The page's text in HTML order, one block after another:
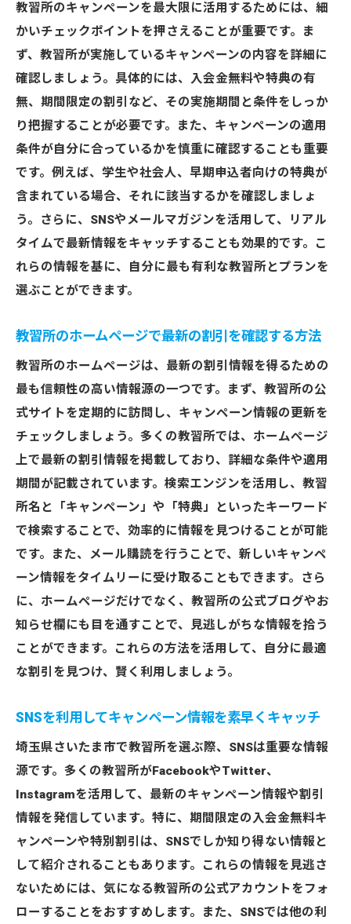
現在実施中の人気キャンペーン一覧
期間限定キャンペーンを活用するコツ
新規入会者向けの特別割引情報
さいたま市の教習所での季節割引プラン
オンライン予約で適用される特典
入会金無料が嬉しいさいたま市の教習所
入会金無料キャンペーンのメリットと注意
点
追加費用がかからない教習所の選び方
入会金無料の対象となる教習プラン
入会前に知っておきたいキャンペーンの条
各教習所の入会金無料キャンペーンの比較
お得な教習所キャンペーンで賢く免許取得を目
指そう
教習所選びで押さえておきたいキャンペー
ンの種類
効率的に免許取得を目指すためのプランの
立て方
コスト効果を最大化するためのキャンペー
ン利用法
キャンペーンを活用した免許取得のステッ
プ
教習所キャンペーンを賢く利用して時間を
節約
教習の質を落とさずに費用を抑える方法
注目キャンペーンの選び方とその活用法
教習所が提供する特典の上手な利用方法
キャンペーンの適用条件を確認するポイン
ト
さいたま市で実施されている注目のキャン
ペーン
教習所のキャンペーンを最大限に活用するためには、細
かいチェックポイントを押さえることが重要です。ま
ず、教習所が実施しているキャンペーンの内容を詳細に
確認しましょう。具体的には、入会金無料や特典の有
無、期間限定の割引など、その実施期間と条件をしっか
り把握することが必要です。また、キャンペーンの適用
条件が自分に合っているかを慎重に確認することも重要
です。例えば、学生や社会人、早期申込者向けの特典が
含まれている場合、それに該当するかを確認しましょ
う。さらに、SNSやメールマガジンを活用して、リアル
タイムで最新情報をキャッチすることも効果的です。こ
れらの情報を基に、自分に最も有利な教習所とプランを
選ぶことができます。
教習所のホームページで最新の割引を確認する方法
教習所のホームページは、最新の割引情報を得るための
最も信頼性の高い情報源の一つです。まず、教習所の公
式サイトを定期的に訪問し、キャンペーン情報の更新を
チェックしましょう。多くの教習所では、ホームページ
上で最新の割引情報を掲載しており、詳細な条件や適用
期間が記載されています。検索エンジンを活用し、教習
所名と「キャンペーン」や「特典」といったキーワード
で検索することで、効率的に情報を見つけることが可能
です。また、メール購読を行うことで、新しいキャンペ
ーン情報をタイムリーに受け取ることもできます。さら
に、ホームページだけでなく、教習所の公式ブログやお
知らせ欄にも目を通すことで、見逃しがちな情報を拾う
ことができます。これらの方法を活用して、自分に最適
な割引を見つけ、賢く利用しましょう。
SNSを利用してキャンペーン情報を素早くキャッチ
埼玉県さいたま市で教習所を選ぶ際、SNSは重要な情報
源です。多くの教習所がFacebookやTwitter、
Instagramを活用して、最新のキャンペーン情報や割引
情報を発信しています。特に、期間限定の入会金無料キ
ャンペーンや特別割引は、SNSでしか知り得ない情報と
して紹介されることもあります。これらの情報を見逃さ
ないためには、気になる教習所の公式アカウントをフォ
ローすることをおすすめします。また、SNSでは他の利